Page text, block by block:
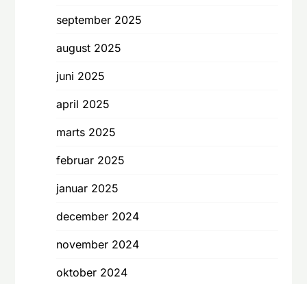
september 2025
august 2025
juni 2025
april 2025
marts 2025
februar 2025
januar 2025
december 2024
november 2024
oktober 2024